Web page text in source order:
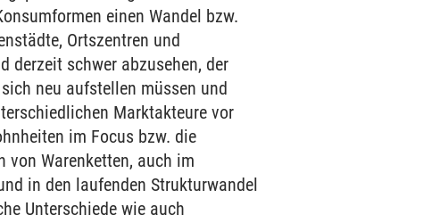
einen Wandel bzw.
Ortszentren und
derzeit schwer abzusehen, der
neu aufstellen müssen und
Marktakteure vor
im Focus bzw. die
von Warenketten, auch im
in den laufenden Strukturwandel
Unterschiede wie auch